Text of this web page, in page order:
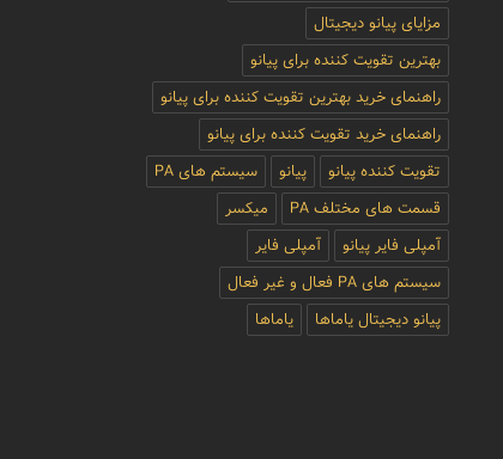
مزایای پیانو دیجیتال
بهترین تقویت کننده برای پیانو
راهنمای خرید بهترین تقویت کننده برای پیانو
راهنمای خرید تقویت کننده برای پیانو
تقویت کننده پیانو
پیانو
سیستم های PA
قسمت های مختلف PA
میکسر
آمپلی فایر پیانو
آمپلی فایر
سیستم های PA فعال و غیر فعال
پیانو دیجیتال یاماها
یاماها